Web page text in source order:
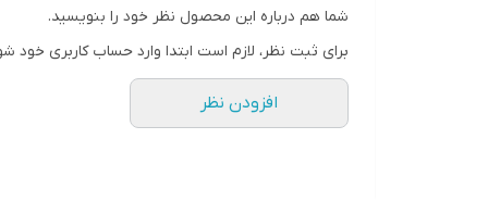
شما هم درباره این محصول نظر خود را بنویسید.
برای ثبت نظر، لازم است ابتدا وارد حساب کاربری خود
افزودن نظر